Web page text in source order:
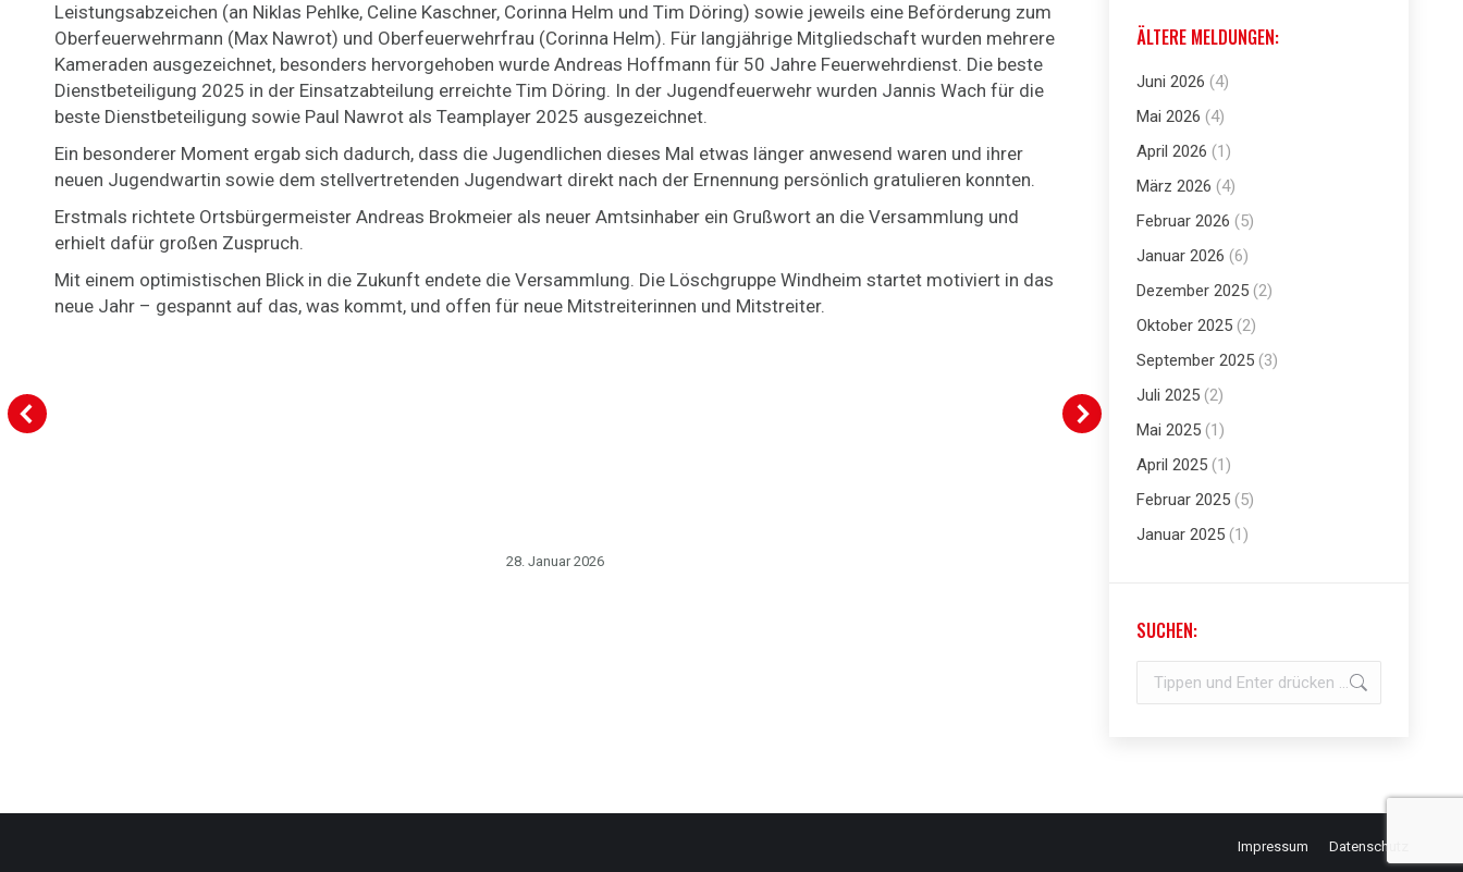
Leistungsabzeichen (an Niklas Pehlke, Celine Kaschner, Corinna Helm und Tim Döring) sowie jeweils eine Beförderung zum
Oberfeuerwehrmann (Max Nawrot) und Oberfeuerwehrfrau (Corinna Helm). Für langjährige Mitgliedschaft wurden mehrere
Kameraden ausgezeichnet, besonders hervorgehoben wurde Andreas Hoffmann für 50 Jahre Feuerwehrdienst. Die beste
Dienstbeteiligung 2025 in der Einsatzabteilung erreichte Tim Döring. In der Jugendfeuerwehr wurden Jannis Wach für die
beste Dienstbeteiligung sowie Paul Nawrot als Teamplayer 2025 ausgezeichnet.
Ein besonderer Moment ergab sich dadurch, dass die Jugendlichen dieses Mal etwas länger anwesend waren und ihrer
neuen Jugendwartin sowie dem stellvertretenden Jugendwart direkt nach der Ernennung persönlich gratulieren konnten.
Erstmals richtete Ortsbürgermeister Andreas Brokmeier als neuer Amtsinhaber ein Grußwort an die Versammlung und
erhielt dafür großen Zuspruch.
Mit einem optimistischen Blick in die Zukunft endete die Versammlung. Die Löschgruppe Windheim startet motiviert in das
neue Jahr – gespannt auf das, was kommt, und offen für neue Mitstreiterinnen und Mitstreiter.
28. Januar 2026
ÄLTERE MELDUNGEN:
Juni 2026 (4)
Mai 2026 (4)
April 2026 (1)
März 2026 (4)
Februar 2026 (5)
Januar 2026 (6)
Dezember 2025 (2)
Oktober 2025 (2)
September 2025 (3)
Juli 2025 (2)
Mai 2025 (1)
April 2025 (1)
Februar 2025 (5)
Januar 2025 (1)
SUCHEN:
Search:
Impressum Datenschutz